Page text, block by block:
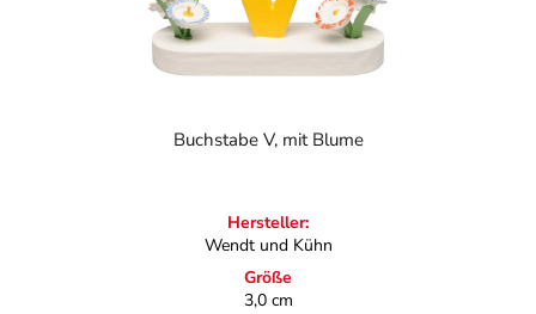
Buchstabe V, mit Blume
Hersteller:
Wendt und Kühn
Größe
3,0 cm